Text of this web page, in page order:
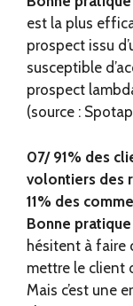
est la plus
prospect issu
susceptible
prospect
(source :
07/ 91% des
volontiers des
11% des
Bonne pratique
hésitent à faire
mettre le client
Mais c’est une